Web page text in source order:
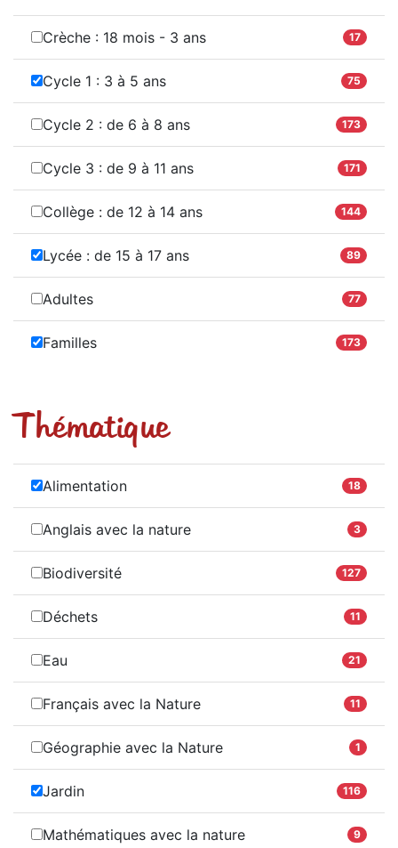
Crèche : 18 mois - 3 ans 17
Cycle 1 : 3 à 5 ans 75
Cycle 2 : de 6 à 8 ans 173
Cycle 3 : de 9 à 11 ans 171
Collège : de 12 à 14 ans 144
Lycée : de 15 à 17 ans 89
Adultes 77
Familles 173
Thématique
Alimentation 18
Anglais avec la nature 3
Biodiversité 127
Déchets 11
Eau 21
Français avec la Nature 11
Géographie avec la Nature 1
Jardin 116
Mathématiques avec la nature 9